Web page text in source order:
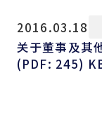
2016.03.18
关于董事及其
(PDF: 245)